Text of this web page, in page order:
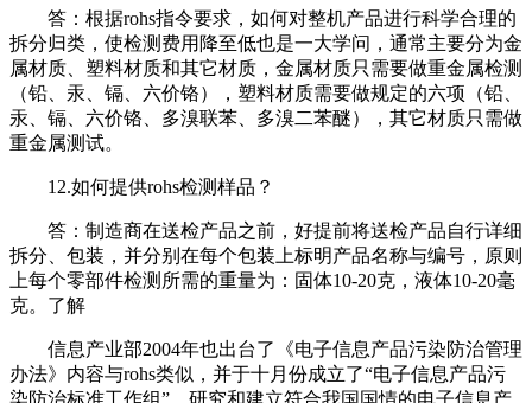
答：根据rohs指令要求，如何对整机产品进行科学合理的
拆分归类，使检测费用降至低也是一大学问，通常主要分为金
属材质、塑料材质和其它材质，金属材质只需要做重金属检测
（铅、汞、镉、六价铬），塑料材质需要做规定的六项（铅、
汞、镉、六价铬、多溴联苯、多溴二苯醚），其它材质只需做
重金属测试。
12.如何提供rohs检测样品？
答：制造商在送检产品之前，好提前将送检产品自行详细
拆分、包装，并分别在每个包装上标明产品名称与编号，原则
上每个零部件检测所需的重量为：固体10-20克，液体10-20毫
克。了解
信息产业部2004年也出台了《电子信息产品污染防治管理
办法》内容与rohs类似，并于十月份成立了“电子信息产品污
染防治标准工作组”，研究和建立符合我国国情的电子信息产